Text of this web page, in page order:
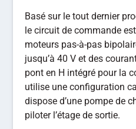
Basé sur le tout dernier
le circuit de commande
moteurs pas-à-pas
jusqu’à 40 V et des
pont en H intégré pour la
utilise une configuration
dispose d’une pompe de
piloter l’étage de sortie.